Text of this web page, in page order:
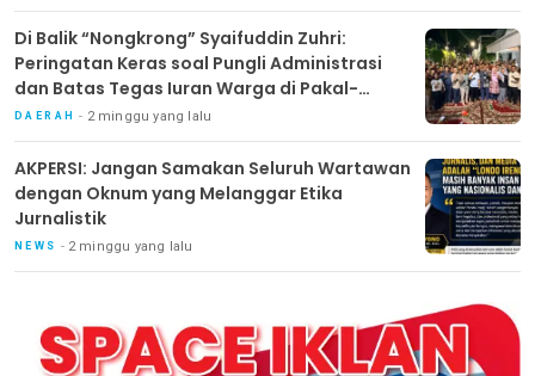
Di Balik “Nongkrong” Syaifuddin Zuhri:
Peringatan Keras soal Pungli Administrasi
dan Batas Tegas Iuran Warga di Pakal-
Benowo
DAERAH 2 minggu yang lalu
AKPERSI: Jangan Samakan Seluruh Wartawan
dengan Oknum yang Melanggar Etika
Jurnalistik
NEWS 2 minggu yang lalu